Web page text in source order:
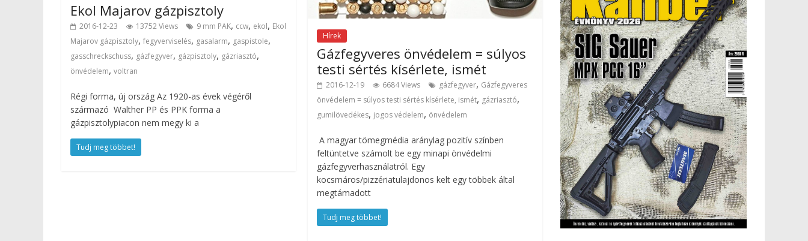
Ekol Majarov gázpisztoly
2016-12-23 13752 Views 9 mm PAK, ccw, ekol, Ekol
Majarov gázpisztoly, fegyverviselés, gasalarm, gaspistole,
gasschreckschuss, gázfegyver, gázpisztoly, gázriasztó,
önvédelem, voltran
Régi forma, új ország Az 1920-as évek végéről
származó Walther PP és PPK forma a
gázpisztolypiacon nem megy ki a
Tudj meg többet!
Hírek
Gázfegyveres önvédelem = súlyos
testi sértés kísérlete, ismét
2016-12-19 6684 Views gázfegyver, Gázfegyveres
önvédelem = súlyos testi sértés kísérlete, ismét, gázriasztó,
gumilövedékes, jogos védelem, önvédelem
A magyar tömegmédia aránylag pozitív színben
feltüntetve számolt be egy minapi önvédelmi
gázfegyverhasználatról. Egy
kocsmáros/pizzériatulajdonos kelt egy többek által
megtámadott
Tudj meg többet!